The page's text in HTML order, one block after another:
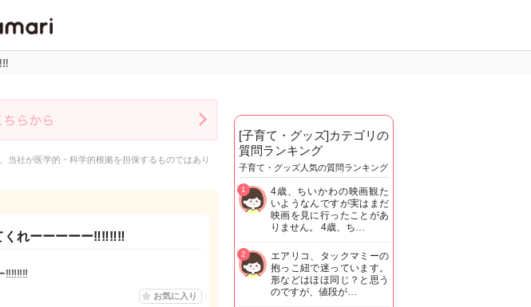
ト
社が医学的・科学的根拠を担保するものではあり
れーーーーー‼︎‼︎‼︎‼︎
‼︎‼︎‼︎‼︎
お気に入り
[子育て・グッズ]カテゴリの
質問ランキング
子育て・グッズ人気の質問ランキング
4歳、ちいかわの映画観た
いようなんですが実はまだ
映画を見に行ったことがあ
りません。 4歳、ち…
1
エアリコ、タックマミーの
抱っこ紐で迷っています。
形などはほほ同じ？と思う
のですが、値段が…
2